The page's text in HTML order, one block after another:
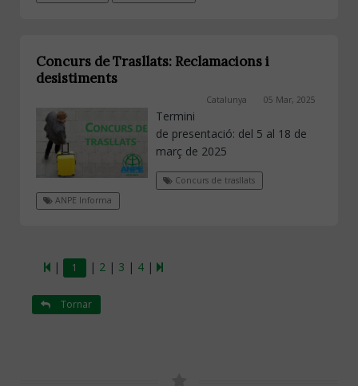
Concurs de Trasllats: Reclamacions i
desistiments
Catalunya 05 Mar, 2025
Termini
de presentació: del 5 al 18 de
març de 2025
Concurs de trasllats
ANPE Informa
| 1 | 2 | 3 | 4 |
Tornar